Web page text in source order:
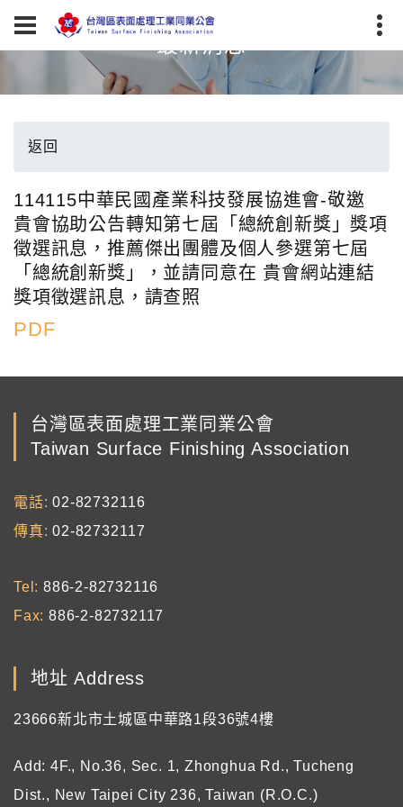
最新消息
返回
114115中華民國產業科技發展協進會-敬邀
貴會協助公告轉知第七屆「總統創新獎」獎項
徵選訊息，推薦傑出團體及個人參選第七屆
「總統創新獎」，並請同意在 貴會網站連結
獎項徵選訊息，請查照
PDF
台灣區表面處理工業同業公會
Taiwan Surface Finishing Association
電話
02-82732116
傳真
02-82732117
Tel
886-2-82732116
Fax 886-2-82732117
地址 Address
23666新北市土城區中華路1段36號4樓
Add: 4F., No.36, Sec. 1, Zhonghua Rd., Tucheng
Dist., New Taipei City 236, Taiwan (R.O.C.)